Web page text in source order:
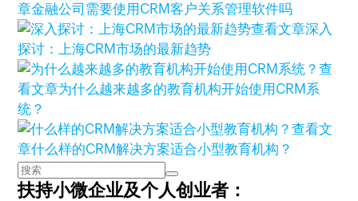
章金融公司需要使用CRM客户关系管理软件吗
查看文章深入
探讨：上海CRM市场的最新趋势
查
看文章为什么越来越多的教育机构开始使用CRM系
统？
查看文
章什么样的CRM解决方案适合小型教育机构？
扶持小微企业及个人创业者：